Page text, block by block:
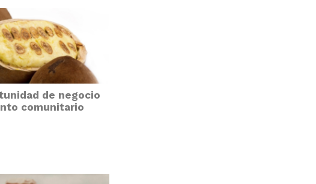
de negocio
comunitario